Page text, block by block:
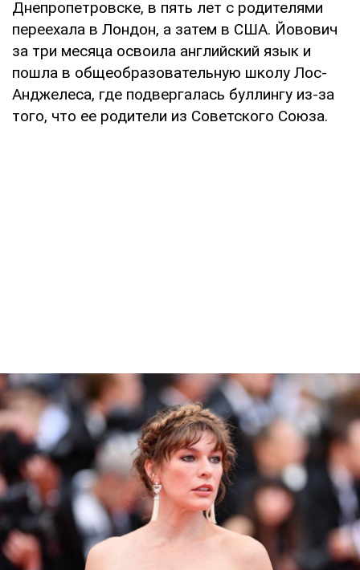
Днепропетровске, в пять лет с родителями
переехала в Лондон, а затем в США. Йовович
за три месяца освоила английский язык и
пошла в общеобразовательную школу Лос-
Анджелеса, где подвергалась буллингу из-за
того, что ее родители из Советского Союза.